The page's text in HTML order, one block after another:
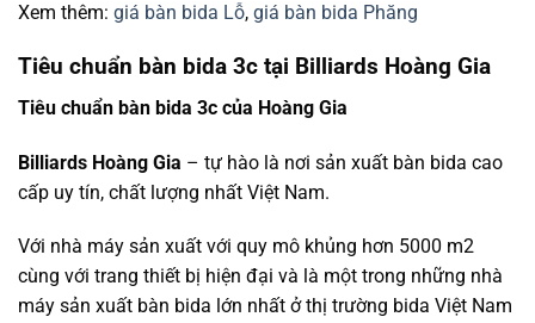
Xem thêm: giá bàn bida Lỗ, giá bàn bida Phăng
Tiêu chuẩn bàn bida 3c tại Billiards Hoàng Gia
Tiêu chuẩn bàn bida 3c của Hoàng Gia
Billiards Hoàng Gia – tự hào là nơi sản xuất bàn bida cao
cấp uy tín, chất lượng nhất Việt Nam.
Với nhà máy sản xuất với quy mô khủng hơn 5000 m2
cùng với trang thiết bị hiện đại và là một trong những nhà
máy sản xuất bàn bida lớn nhất ở thị trường bida Việt Nam